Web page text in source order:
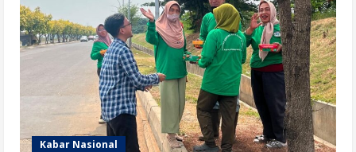
Kabar Nasional